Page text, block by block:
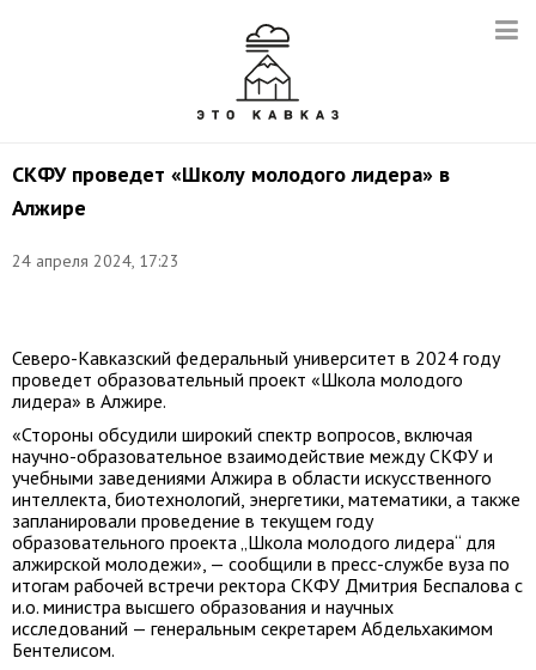
СКФУ проведет «Школу молодого лидера» в
Алжире
24 апреля 2024, 17:23
Северо-Кавказский федеральный университет в 2024 году
проведет образовательный проект «Школа молодого
лидера» в Алжире.
«Стороны обсудили широкий спектр вопросов, включая
научно-образовательное взаимодействие между СКФУ и
учебными заведениями Алжира в области искусственного
интеллекта, биотехнологий, энергетики, математики, а также
запланировали проведение в текущем году
образовательного проекта „Школа молодого лидера“ для
алжирской молодежи», — сообщили в пресс-службе вуза по
итогам рабочей встречи ректора СКФУ Дмитрия Беспалова с
и.о. министра высшего образования и научных
исследований — генеральным секретарем Абдельхакимом
Бентелисом.